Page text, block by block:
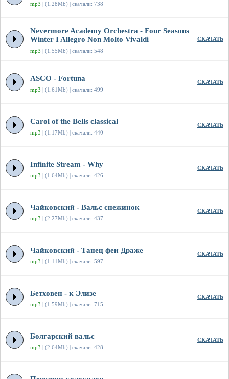
mp3 | (1.28Mb) | скачали: 738
Nevermore Academy Orchestra - Four Seasons
Winter I Allegro Non Molto Vivaldi
mp3 | (1.55Mb) | скачали: 548
СКАЧАТЬ
ASCO - Fortuna
mp3 | (1.61Mb) | скачали: 499
СКАЧАТЬ
Carol of the Bells classical
mp3 | (1.17Mb) | скачали: 440
СКАЧАТЬ
Infinite Stream - Why
mp3 | (1.64Mb) | скачали: 426
СКАЧАТЬ
Чайковский - Вальс снежинок
mp3 | (2.27Mb) | скачали: 437
СКАЧАТЬ
Чайковский - Танец феи Драже
mp3 | (1.11Mb) | скачали: 597
СКАЧАТЬ
Бетховен - к Элизе
mp3 | (1.59Mb) | скачали: 715
СКАЧАТЬ
Болгарский вальс
mp3 | (2.64Mb) | скачали: 428
СКАЧАТЬ